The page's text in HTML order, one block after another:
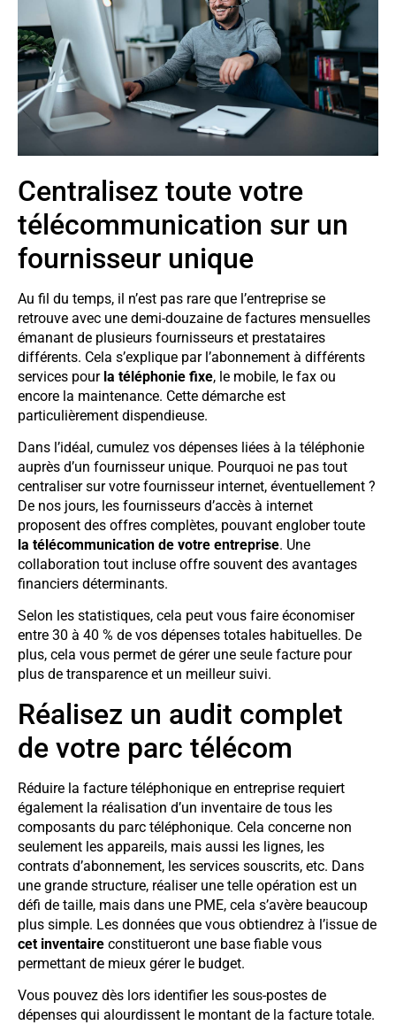
Centralisez toute votre
télécommunication sur un
fournisseur unique
Au fil du temps, il n’est pas rare que l’entreprise se
retrouve avec une demi-douzaine de factures mensuelles
émanant de plusieurs fournisseurs et prestataires
différents. Cela s’explique par l’abonnement à différents
services pour la téléphonie fixe, le mobile, le fax ou
encore la maintenance. Cette démarche est
particulièrement dispendieuse.
Dans l’idéal, cumulez vos dépenses liées à la téléphonie
auprès d’un fournisseur unique. Pourquoi ne pas tout
centraliser sur votre fournisseur internet, éventuellement ?
De nos jours, les fournisseurs d’accès à internet
proposent des offres complètes, pouvant englober toute
la télécommunication de votre entreprise. Une
collaboration tout incluse offre souvent des avantages
financiers déterminants.
Selon les statistiques, cela peut vous faire économiser
entre 30 à 40 % de vos dépenses totales habituelles. De
plus, cela vous permet de gérer une seule facture pour
plus de transparence et un meilleur suivi.
Réalisez un audit complet
de votre parc télécom
Réduire la facture téléphonique en entreprise requiert
également la réalisation d’un inventaire de tous les
composants du parc téléphonique. Cela concerne non
seulement les appareils, mais aussi les lignes, les
contrats d’abonnement, les services souscrits, etc. Dans
une grande structure, réaliser une telle opération est un
défi de taille, mais dans une PME, cela s’avère beaucoup
plus simple. Les données que vous obtiendrez à l’issue de
cet inventaire constitueront une base fiable vous
permettant de mieux gérer le budget.
Vous pouvez dès lors identifier les sous-postes de
dépenses qui alourdissent le montant de la facture totale.